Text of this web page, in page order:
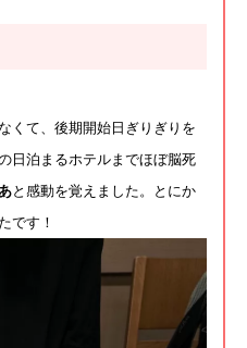
くて、 後期開始日ぎりぎりを
日泊まるホテルまでほぼ脳死
と感動を覚えました。とにか
です！